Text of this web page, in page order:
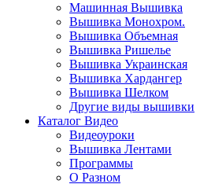
Машинная Вышивка
Вышивка Монохром.
Вышивка Объемная
Вышивка Ришелье
Вышивка Украинская
Вышивка Хардангер
Вышивка Шелком
Другие виды вышивки
Каталог Видео
Видеоуроки
Вышивка Лентами
Программы
О Разном